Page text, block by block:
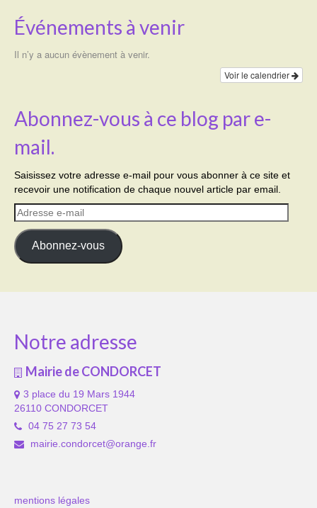
Événements à venir
Il n’y a aucun évènement à venir.
Voir le calendrier
Abonnez-vous à ce blog par e-
mail.
Saisissez votre adresse e-mail pour vous abonner à ce site et
recevoir une notification de chaque nouvel article par email.
Adresse
e-
mail
Abonnez-vous
Notre adresse
Mairie de CONDORCET
3 place du 19 Mars 1944
26110 CONDORCET
04 75 27 73 54
mairie.condorcet@orange.fr
mentions légales